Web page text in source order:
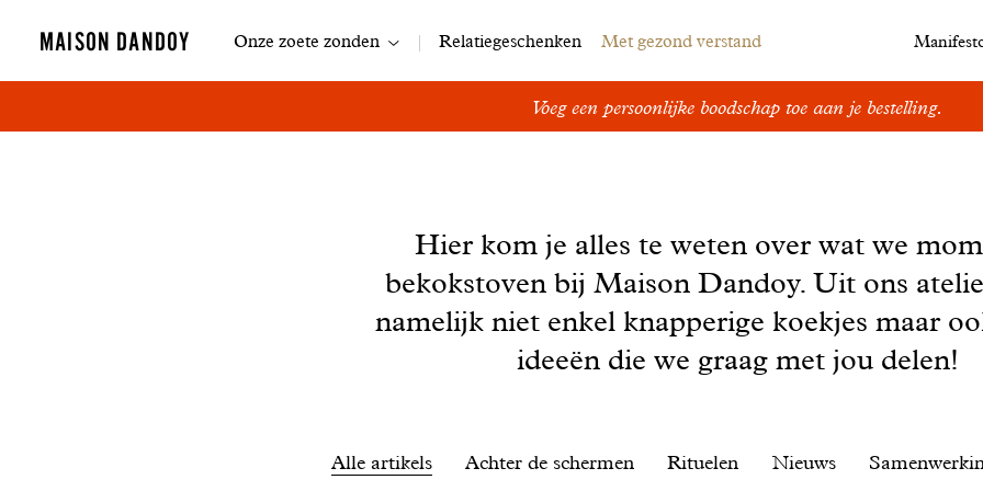
MAISON DANDOY Navigatie
Onze zoete zonden Relatiegeschenken Met gezond verstand
Voeg een persoonlijke boodschap toe aan je bestelling.
Hier kom je alles te weten over wat we
bekokstoven bij Maison Dandoy. Uit ons
namelijk niet enkel knapperige koekjes maar
ideeën die we graag met jou delen!
Alle artikels Achter de schermen Rituelen Nieuws